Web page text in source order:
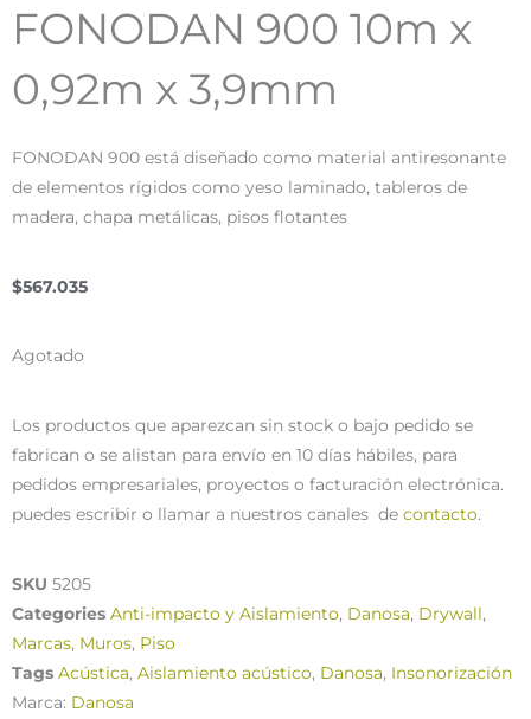
FONODAN 900 10m x
0,92m x 3,9mm
FONODAN 900 está diseñado como material antiresonante
de elementos rígidos como yeso laminado, tableros de
madera, chapa metálicas, pisos flotantes
$567.035
Agotado
Los productos que aparezcan sin stock o bajo pedido se
fabrican o se alistan para envío en 10 días hábiles, para
pedidos empresariales, proyectos o facturación electrónica.
puedes escribir o llamar a nuestros canales de contacto.
SKU 5205
Categories Anti-impacto y Aislamiento, Danosa, Drywall,
Marcas, Muros, Piso
Tags Acústica, Aislamiento acústico, Danosa, Insonorización
Marca: Danosa